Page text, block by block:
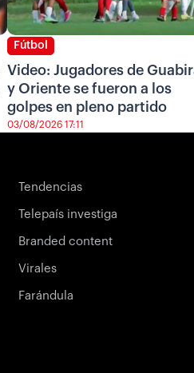
Fútbol
Video: Jugadores de
y Oriente se fueron a los
golpes en pleno partido
03/08/2026 17:11
Tendencias
Telepaís investiga
Branded content
Virales
Farándula